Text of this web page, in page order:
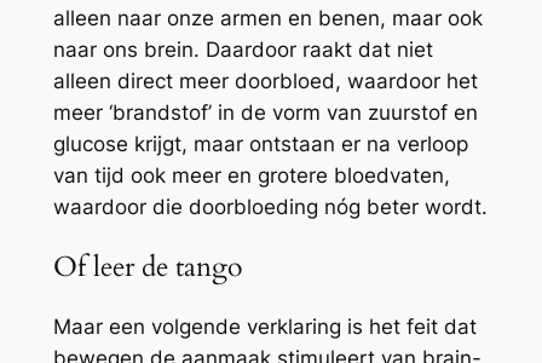
alleen naar onze armen en benen, maar ook
naar ons brein. Daardoor raakt dat niet
alleen direct meer doorbloed, waardoor het
meer ‘brandstof’ in de vorm van zuurstof en
glucose krijgt, maar ontstaan er na verloop
van tijd ook meer en grotere bloedvaten,
waardoor die doorbloeding nóg beter wordt.
Of leer de tango
Maar een volgende verklaring is het feit dat